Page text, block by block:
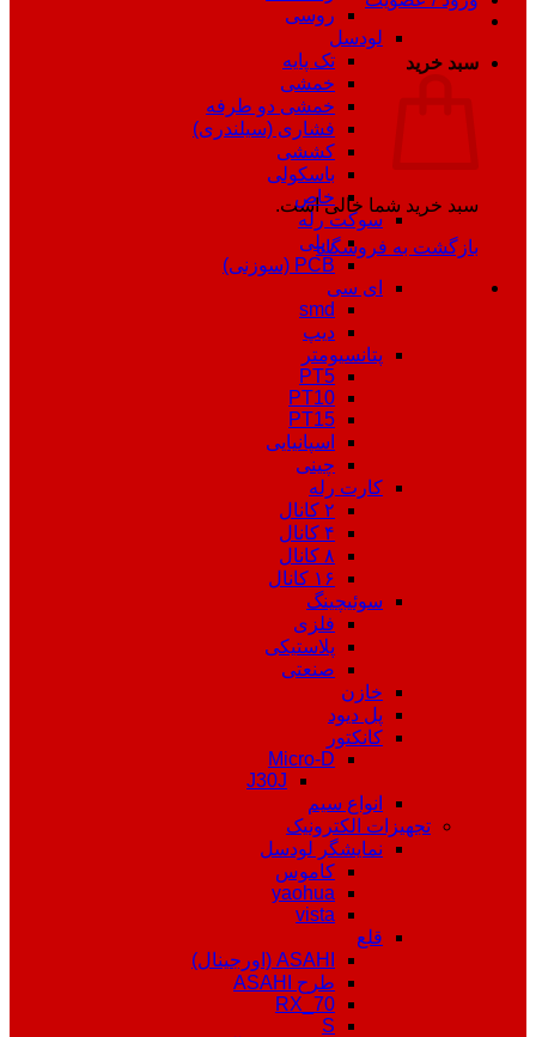
سبد خرید
سبد خرید شما خالی است.
بازگشت به فروشگاه
روسی
لودسل
تک پایه
خمشی
خمشی دو طرفه
فشاری (سیلندری)
کششی
باسکولی
خاص
سوکت رله
ریلی
PCB (سوزنی)
ای سی
smd
دیپ
پتانسیومتر
PT5
PT10
PT15
اسپانیایی
چینی
کارت رله
۲ کانال
۴ کانال
۸ کانال
۱۶ کانال
سوئیچینگ
فلزی
پلاستیکی
صنعتی
خازن
پل دیود
کانکتور
Micro-D
J30J
انواع سیم
تجهیزات الکترونیک
نمایشگر لودسل
کاموس
yaohua
vista
قلع
ASAHI (اورجینال)
طرح ASAHI
RX_70
S